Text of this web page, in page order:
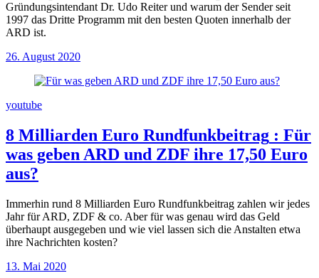
Gründungsintendant Dr. Udo Reiter und warum der Sender seit
1997 das Dritte Programm mit den besten Quoten innerhalb der
ARD ist.
26. August 2020
youtube
8 Milliarden Euro Rundfunkbeitrag : Für
was geben ARD und ZDF ihre 17,50 Euro
aus?
Immerhin rund 8 Milliarden Euro Rundfunkbeitrag zahlen wir jedes
Jahr für ARD, ZDF & co. Aber für was genau wird das Geld
überhaupt ausgegeben und wie viel lassen sich die Anstalten etwa
ihre Nachrichten kosten?
13. Mai 2020